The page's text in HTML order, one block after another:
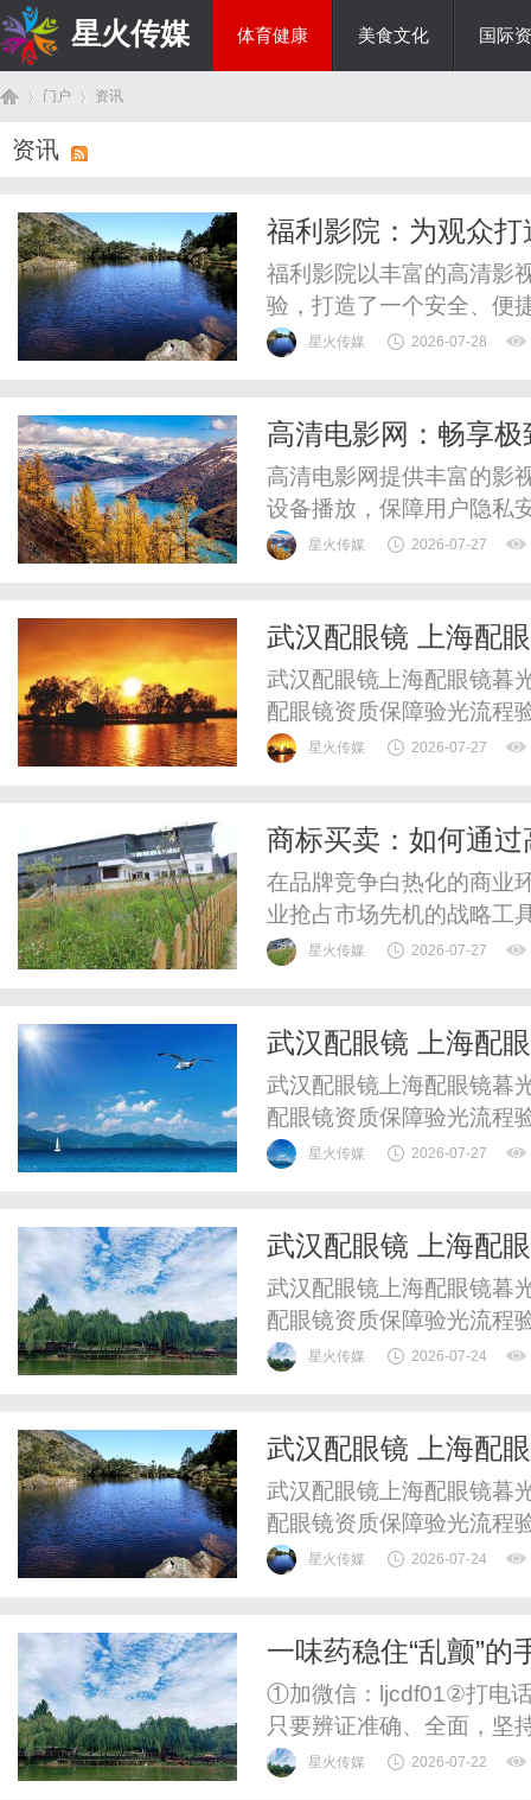
星火传媒 体育健康 美食文化 国际
门户 资讯
资讯
福利影院：为观众
福利影院以丰富的高清影
验，打造了一个安全、便
星火传媒 2026-07-28
高清电影网：畅享
高清电影网提供丰富的影
设备播放，保障用户隐私
区。星火传媒 2026-07-27
武汉配眼镜 上海配
武汉配眼镜上海配眼镜暮
配眼镜资质保障验光流程
惠，兼顾高专业度与高性
星火传媒 2026-07-27
商标买卖：如何通
在品牌竞争白热化的商业
业抢占市场先机的战略工
突破80万件，同比增长
阱，往往让初次接触者望
星火传媒 2026-07-27
武汉配眼镜 上海配
武汉配眼镜上海配眼镜暮
配眼镜资质保障验光流程
惠，兼顾高专业度与高性
星火传媒 2026-07-27
武汉配眼镜 上海配
武汉配眼镜上海配眼镜暮
配眼镜资质保障验光流程
惠，兼顾高专业度与高性
星火传媒 2026-07-24
武汉配眼镜 上海配
武汉配眼镜上海配眼镜暮
配眼镜资质保障验光流程
惠，兼顾高专业度与高性
星火传媒 2026-07-24
一味药稳住“乱颤”
理，关键在于“祛风”
①加微信：ljcdf01②打电
只要辨证准确、全面，坚
是，李大夫在“祛风百脉
星火传媒 2026-07-22